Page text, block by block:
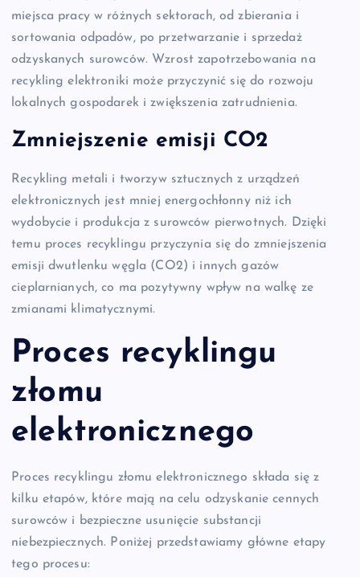
miejsca pracy w różnych sektorach, od zbierania i
sortowania odpadów, po przetwarzanie i sprzedaż
odzyskanych surowców. Wzrost zapotrzebowania na
recykling elektroniki może przyczynić się do rozwoju
lokalnych gospodarek i zwiększenia zatrudnienia.
Zmniejszenie emisji CO2
Recykling metali i tworzyw sztucznych z urządzeń
elektronicznych jest mniej energochłonny niż ich
wydobycie i produkcja z surowców pierwotnych. Dzięki
temu proces recyklingu przyczynia się do zmniejszenia
emisji dwutlenku węgla (CO2) i innych gazów
cieplarnianych, co ma pozytywny wpływ na walkę ze
zmianami klimatycznymi.
Proces recyklingu
złomu
elektronicznego
Proces recyklingu złomu elektronicznego składa się z
kilku etapów, które mają na celu odzyskanie cennych
surowców i bezpieczne usunięcie substancji
niebezpiecznych. Poniżej przedstawiamy główne etapy
tego procesu: